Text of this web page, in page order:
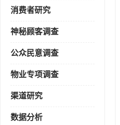
消费者研究
神秘顾客调查
公众民意调查
物业专项调查
渠道研究
数据分析